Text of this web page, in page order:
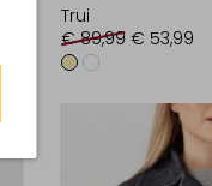
Trui
€ 89,99 € 53,99